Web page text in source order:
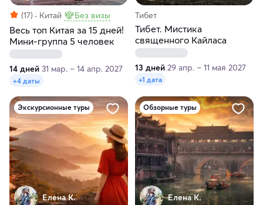
(17) Китай Без визы
Весь топ Китая за 15 дней!
Мини-группа 5 человек
14 дней 31 мар. – 14 апр. 2027
+4 даты
Тибет
Тибет. Мистика
священного Кайласа
13 дней 29 апр. – 11 мая 2027
+1 дата
Экскурсионные туры
Елена К.
Обзорные туры
Елена К.